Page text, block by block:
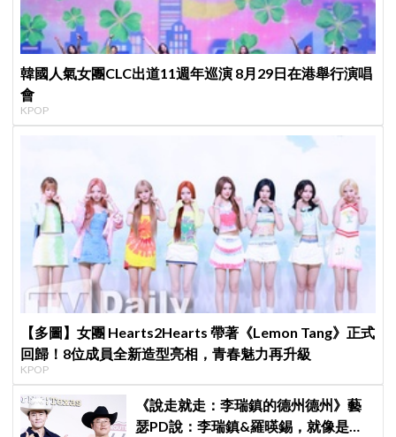
韓國人氣女團CLC出道11週年巡演 8月29日在港舉行演唱
會
KPOP
【多圖】女團 Hearts2Hearts 帶著《Lemon Tang》正式
回歸！8位成員全新造型亮相，青春魅力再升級
KPOP
《說走就走：李瑞鎮的德州德州》藝
瑟PD說：李瑞鎮&羅暎錫，就像是浪